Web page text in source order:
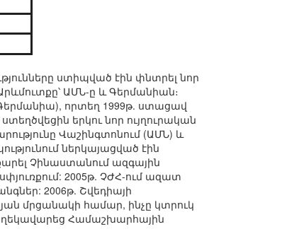
ստիպված էին փնտրել նոր
ԱՄՆ-ը և Գերմանիան։
որտեղ 1999թ. ստացավ
երկու նոր ույղուրական
Վաշինգտոնում (ԱՄՆ) և
ներկայացված էին
Չինաստանում ազգային
2005թ. ՉԺՀ-ում ազատ
2006թ. Շվեդիայի
մրցանակի համար, ինչը կտրուկ
ղեկավարեց Համաշխարհային